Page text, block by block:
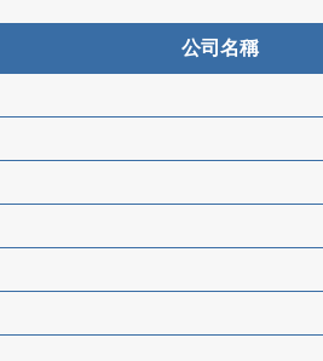
公司名稱